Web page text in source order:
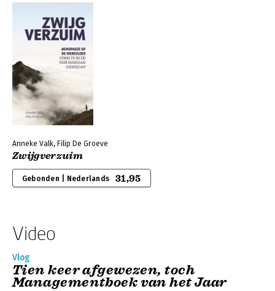
Anneke Valk, Filip De Groeve
Zwijgverzuim
Gebonden | Nederlands 31,95
Video
Vlog
Tien keer afgewezen, toch
Managementboek van het Jaar